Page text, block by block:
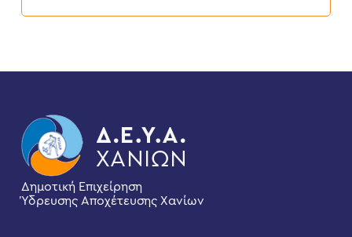
Δημοτική Επιχείρηση
Ύδρευσης Αποχέτευσης Χανίων